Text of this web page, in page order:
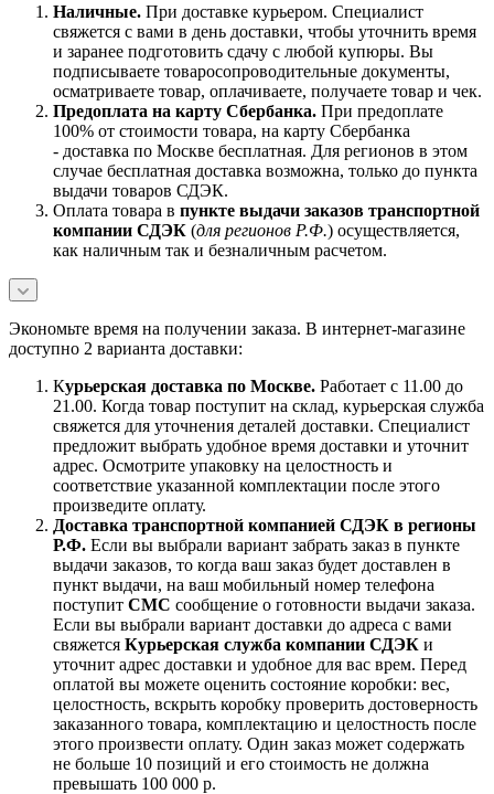
Наличные. При доставке курьером. Специалист
свяжется с вами в день доставки, чтобы уточнить время
и заранее подготовить сдачу с любой купюры. Вы
подписываете товаросопроводительные документы,
осматриваете товар, оплачиваете, получаете товар и чек.
Предоплата на карту Сбербанка. При предоплате
100% от стоимости товара, на карту Сбербанка
- доставка по Москве бесплатная. Для регионов в этом
случае бесплатная доставка возможна, только до пункта
выдачи товаров СДЭК.
Оплата товара в пункте выдачи заказов транспортной
компании СДЭК (для регионов Р.Ф.) осуществляется,
как наличным так и безналичным расчетом.
Экономьте время на получении заказа. В интернет-магазине
доступно 2 варианта доставки:
Курьерская доставка по Москве. Работает с 11.00 до
21.00. Когда товар поступит на склад, курьерская служба
свяжется для уточнения деталей доставки. Специалист
предложит выбрать удобное время доставки и уточнит
адрес. Осмотрите упаковку на целостность и
соответствие указанной комплектации после этого
произведите оплату.
Доставка транспортной компанией СДЭК в регионы
Р.Ф. Если вы выбрали вариант забрать заказ в пункте
выдачи заказов, то когда ваш заказ будет доставлен в
пункт выдачи, на ваш мобильный номер телефона
поступит СМС сообщение о готовности выдачи заказа.
Если вы выбрали вариант доставки до адреса с вами
свяжется Курьерская служба компании СДЭК и
уточнит адрес доставки и удобное для вас врем. Перед
оплатой вы можете оценить состояние коробки: вес,
целостность, вскрыть коробку проверить достоверность
заказанного товара, комплектацию и целостность после
этого произвести оплату. Один заказ может содержать
не больше 10 позиций и его стоимость не должна
превышать 100 000 р.